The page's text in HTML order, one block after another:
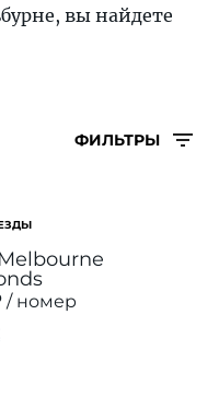
вы найдете
ФИЛЬТРЫ
номер